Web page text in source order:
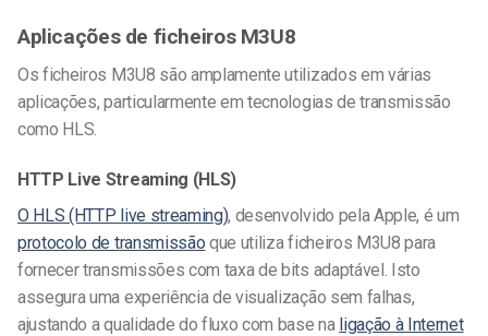
Aplicações de ficheiros M3U8
Os ficheiros M3U8 são amplamente utilizados em várias
aplicações, particularmente em tecnologias de transmissão
como HLS.
HTTP Live Streaming (HLS)
O HLS (HTTP live streaming), desenvolvido pela Apple, é um
protocolo de transmissão que utiliza ficheiros M3U8 para
fornecer transmissões com taxa de bits adaptável. Isto
assegura uma experiência de visualização sem falhas,
ajustando a qualidade do fluxo com base na ligação à Internet